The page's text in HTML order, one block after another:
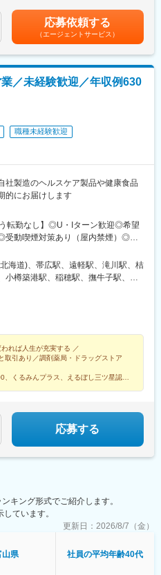
ております。
：13名、新技術G：5名
このタイミングでしか積めない経
献性の高いビジネスの発展に貢献
た案件で活躍できる。
成長を続ける同社では、能力のある
る制度と社風があります。
わっていただくことや望むキャリア
です。
平均勤続年数は13年と腰を据えて働
選考を通じて上下する可能性があり
を含めた表記です。
応募依頼する
（エージェントサービス）
／未経験歓迎／年収例630
職種未経験歓迎
社製造のヘルスケア製品や健康食品
的にお届けします
う転勤なし】◎U・Iターン歓迎◎希望
受動喫煙対策あり（屋内禁煙）◎オ
東北北海道／青森／岩手／秋田／山
馬／神奈川／埼玉／千葉■北陸・甲
長野／山梨■東海静岡／愛知／三重
島／愛媛／香川■九州・沖縄福岡／大
崎／沖縄＜オンライン面接実施中＞
三島営業所：静岡県田方郡函南町肥
岐阜県中津川市中津川字大西667-1
栖字三反田130-5京都北営業所：京
16滑川営業所：富山県滑川市柳原
概要」欄HPから
海道)、帯広駅、遠軽駅、滝川駅、桔
小樽築港駅、稲穂駅、撫牛子駅、羽
後台駅、黒磯駅、上今市駅、渋川
、青堀駅、南与野駅、武蔵高萩駅、
)、速星駅、春江駅、水落駅、しんざ
附属中学前駅、切石駅、岩村田
、富士駅、古庄駅、半田駅、荒子
三重県)、霞ケ浦駅、光善寺駅、平野
ル八幡宮山上駅、田村駅、唐崎駅、
、周防下郷駅、櫛ケ浜駅、府中駅(徳
、伏石駅、下曽根駅、高城駅、杵築
れば人生が充実する ／
取引あり／調剤薬局・ドラッグストア
くるみんプラス、えるぼし三ツ星認定
応募する
キング形式でご紹介します。
ています。
更新日： 2026/8/7（金）
山県 社員の平均年齢40代